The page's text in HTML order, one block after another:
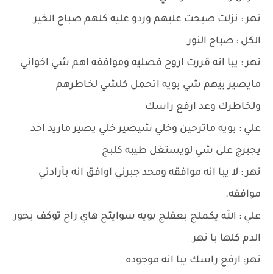
نهر : نزلت صبحت عليهم وردو عليه كلهم صباح الخير
الكل : صباح النور
نهر : يبا انه قررت اروح فصليه وموافقه اهم شي اخواني
مايصير بيهم شي بويه اتحمل كلشي لخاطرهم
ولخاطرك وعد ارفع راسك
علي : بويه ماترحين وخلي شيصير خلي يصير ماريد احد
يجبرج على شي لويستغل طيبه كلبج
نهر : لا يبا انه موافقه ومحد جبرني اوافق انه بأرادتي
موافقه.
علي : الله يكملج بعقلج بويه سوايتج هاي راح توكف بحور
الدم كلها يا نهر
نهر: ارفع راسك يبا انه موجوده